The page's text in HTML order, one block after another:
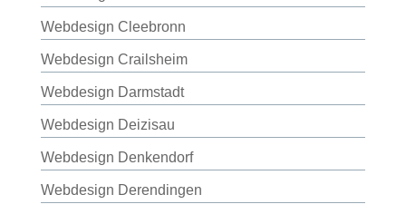
Webdesign Cleebronn
Webdesign Crailsheim
Webdesign Darmstadt
Webdesign Deizisau
Webdesign Denkendorf
Webdesign Derendingen